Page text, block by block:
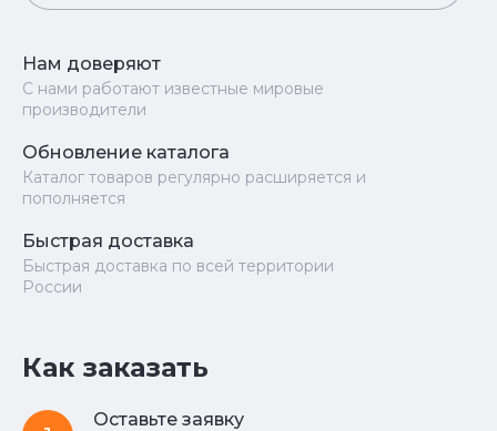
Нам доверяют
С нами работают известные мировые
производители
Обновление каталога
Каталог товаров регулярно расширяется и
пополняется
Быстрая доставка
Быстрая доставка по всей территории
России
Как заказать
Оставьте заявку